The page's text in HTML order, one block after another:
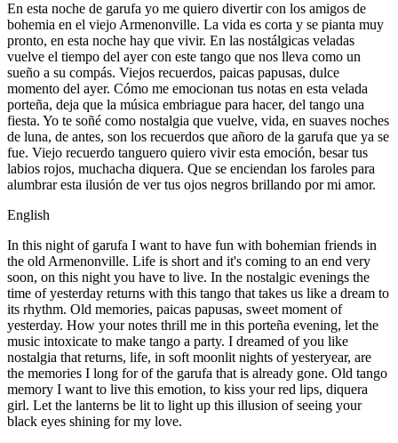
En esta noche de garufa yo me quiero divertir con los amigos de
bohemia en el viejo Armenonville. La vida es corta y se pianta muy
pronto, en esta noche hay que vivir. En las nostálgicas veladas
vuelve el tiempo del ayer con este tango que nos lleva como un
sueño a su compás. Viejos recuerdos, paicas papusas, dulce
momento del ayer. Cómo me emocionan tus notas en esta velada
porteña, deja que la música embriague para hacer, del tango una
fiesta. Yo te soñé como nostalgia que vuelve, vida, en suaves noches
de luna, de antes, son los recuerdos que añoro de la garufa que ya se
fue. Viejo recuerdo tanguero quiero vivir esta emoción, besar tus
labios rojos, muchacha diquera. Que se enciendan los faroles para
alumbrar esta ilusión de ver tus ojos negros brillando por mi amor.
English
In this night of garufa I want to have fun with bohemian friends in
the old Armenonville. Life is short and it's coming to an end very
soon, on this night you have to live. In the nostalgic evenings the
time of yesterday returns with this tango that takes us like a dream to
its rhythm. Old memories, paicas papusas, sweet moment of
yesterday. How your notes thrill me in this porteña evening, let the
music intoxicate to make tango a party. I dreamed of you like
nostalgia that returns, life, in soft moonlit nights of yesteryear, are
the memories I long for of the garufa that is already gone. Old tango
memory I want to live this emotion, to kiss your red lips, diquera
girl. Let the lanterns be lit to light up this illusion of seeing your
black eyes shining for my love.